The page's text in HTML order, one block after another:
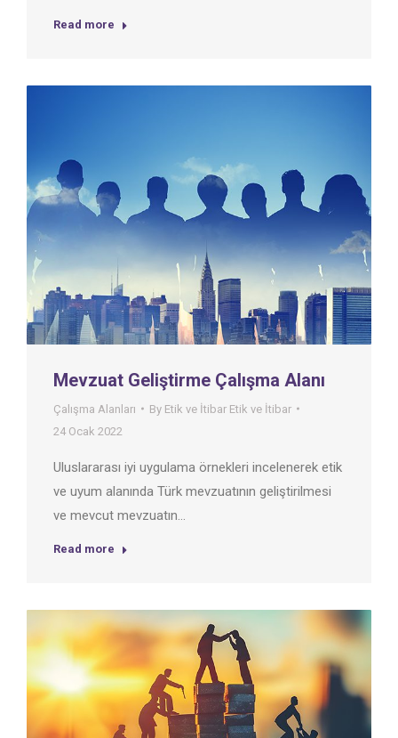
Read more
Mevzuat Geliştirme Çalışma Alanı
Çalışma Alanları By Etik ve İtibar Etik ve İtibar
24 Ocak 2022
Uluslararası iyi uygulama örnekleri incelenerek etik
ve uyum alanında Türk mevzuatının geliştirilmesi
ve mevcut mevzuatın…
Read more